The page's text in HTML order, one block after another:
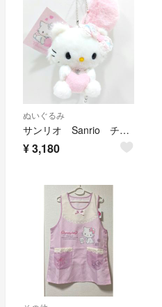
ぬいぐるみ
サンリオ Sanrio チャーミーキティ ハート マスコット
¥3,180